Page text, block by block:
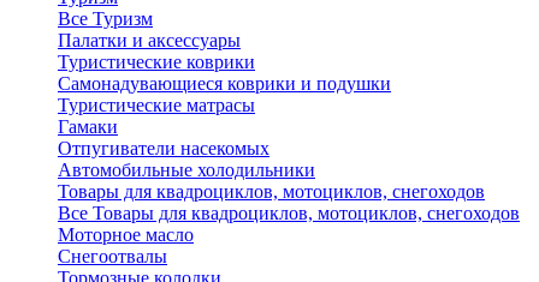
Все Туризм
Палатки и аксессуары
Туристические коврики
Самонадувающиеся коврики и подушки
Туристические матрасы
Гамаки
Отпугиватели насекомых
Автомобильные холодильники
Товары для квадроциклов, мотоциклов, снегоходов
Все Товары для квадроциклов, мотоциклов, снегоходов
Моторное масло
Снегоотвалы
Тормозные колодки